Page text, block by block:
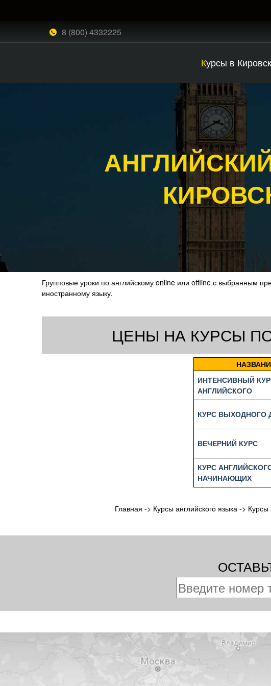
8 (800) 4332225
Курсы в
Групповые уроки по английскому online или offline с выбранным
иностранному языку.
ЦЕНЫ НА КУРСЫ
ИНТЕНСИВНЫЙ
АНГЛИЙСКОГО
КУРС ВЫХОДНОГО
ВЕЧЕРНИЙ КУРС
КУРС
НАЧИНАЮЩИХ
Главная -> Курсы английского языка -> Курсы